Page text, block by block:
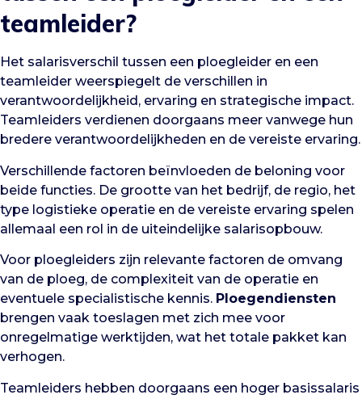
teamleider?
Het salarisverschil tussen een ploegleider en een
teamleider weerspiegelt de verschillen in
verantwoordelijkheid, ervaring en strategische impact.
Teamleiders verdienen doorgaans meer vanwege hun
bredere verantwoordelijkheden en de vereiste ervaring.
Verschillende factoren beïnvloeden de beloning voor
beide functies. De grootte van het bedrijf, de regio, het
type logistieke operatie en de vereiste ervaring spelen
allemaal een rol in de uiteindelijke salarisopbouw.
Voor ploegleiders zijn relevante factoren de omvang
van de ploeg, de complexiteit van de operatie en
eventuele specialistische kennis. Ploegendiensten
brengen vaak toeslagen met zich mee voor
onregelmatige werktijden, wat het totale pakket kan
verhogen.
Teamleiders hebben doorgaans een hoger basissalaris